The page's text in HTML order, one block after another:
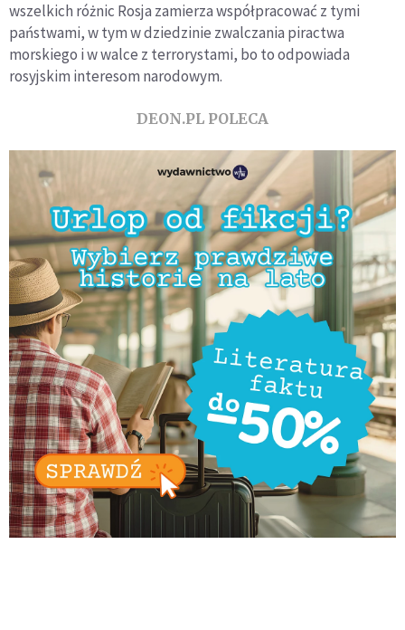
wszelkich różnic Rosja zamierza współpracować z tymi
państwami, w tym w dziedzinie zwalczania piractwa
morskiego i w walce z terrorystami, bo to odpowiada
rosyjskim interesom narodowym.
DEON.PL POLECA